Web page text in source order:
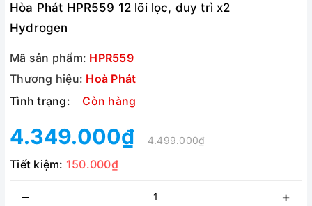
Hòa Phát HPR559 12 lõi lọc, duy trì x2
Hydrogen
Mã sản phẩm: HPR559
Thương hiệu: Hoà Phát
Tình trạng:
Còn hàng
4.349.000₫ 4.499.000₫
Tiết kiệm: 150.000₫
– +